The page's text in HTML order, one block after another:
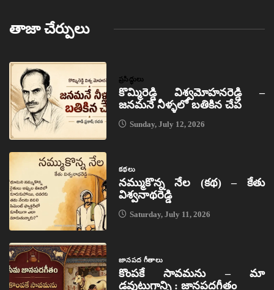
తాజా చేర్పులు
ప్రసిద్ధులు
కొమ్మిరెడ్డి విశ్వమోహనరెడ్డి –
జనమనే నీళ్ళలో బతికిన చేప
Sunday, July 12, 2026
కథలు
నమ్ముకొన్న నేల (కథ) – కేతు
విశ్వనాథరెడ్డి
Saturday, July 11, 2026
జానపద గీతాలు
కొంపకే సావమను – మా
డవుటుగాన్ని : జానపదగీతం